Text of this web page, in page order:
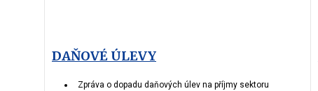
DAŇOVÉ ÚLEVY
Zpráva o dopadu daňových úlev na příjmy sektoru